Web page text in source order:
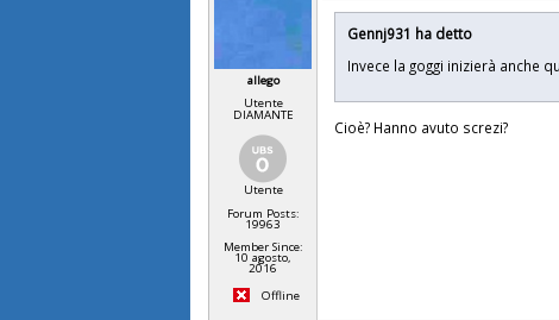
allego
Utente
DIAMANTE
Utente
Forum Posts:
19963
Member Since:
10 agosto,
2016
Offline
Gennj931 ha detto
Invece la goggi inizierà anche
Cioè? Hanno avuto screzi?